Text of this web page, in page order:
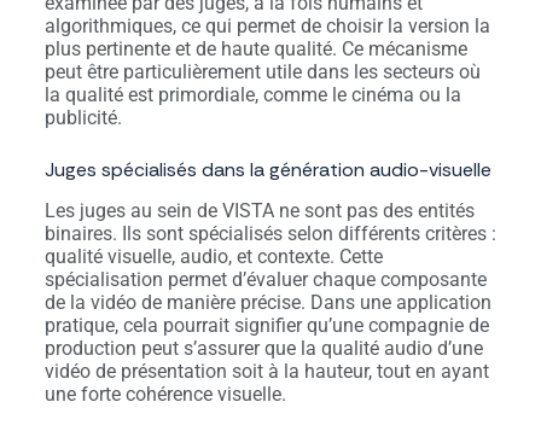
algorithmiques, ce qui permet de choisir la version la
plus pertinente et de haute qualité. Ce mécanisme
peut être particulièrement utile dans les secteurs où
la qualité est primordiale, comme le cinéma ou la
publicité.
Juges spécialisés dans la génération audio-visuelle
Les juges au sein de VISTA ne sont pas des entités
binaires. Ils sont spécialisés selon différents critères :
qualité visuelle, audio, et contexte. Cette
spécialisation permet d’évaluer chaque composante
de la vidéo de manière précise. Dans une application
pratique, cela pourrait signifier qu’une compagnie de
production peut s’assurer que la qualité audio d’une
vidéo de présentation soit à la hauteur, tout en ayant
une forte cohérence visuelle.